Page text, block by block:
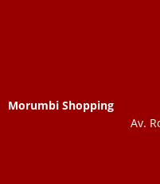
Morumbi Shopping
Av.